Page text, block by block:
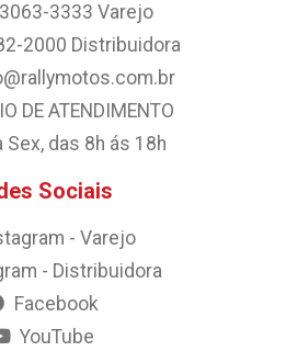
3333 Varejo
2000 Distribuidora
DE ATENDIMENTO
das 8h ás 18h
Sociais
- Varejo
- Distribuidora
Facebook
YouTube